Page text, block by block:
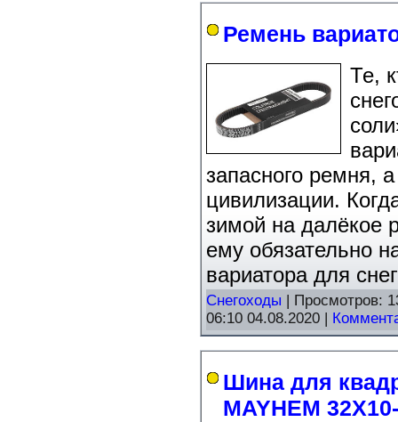
Ремень
Те,
запасного ремня,
цивилизации.
зимой на далёкое
ему обязательно
вариатора для
Снегоходы | Просмотров:
06:10 04.08.2020 |
Шина для
MAYHEM